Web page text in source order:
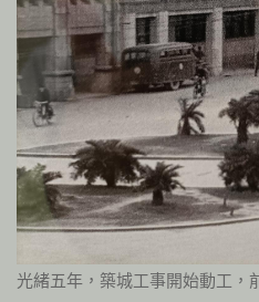
光緒五年，築城工事開始動工，